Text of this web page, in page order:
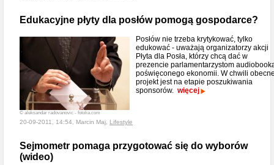
Edukacyjne płyty dla posłów pomogą gospodarce?
© aleksandar radovanovic - fotolia.com
Posłów nie trzeba krytykować, tylko
edukować - uważają organizatorzy akcji
Płyta dla Posła, którzy chcą dać w
prezencie parlamentarzystom
poświęconego ekonomii. W chwili
projekt jest na etapie poszukiwania
sponsorów. więcej
20-09-2011, 14:54, Marcin Maj, Lifestyle
Sejmometr pomaga przygotować się do wyborów
(wideo)